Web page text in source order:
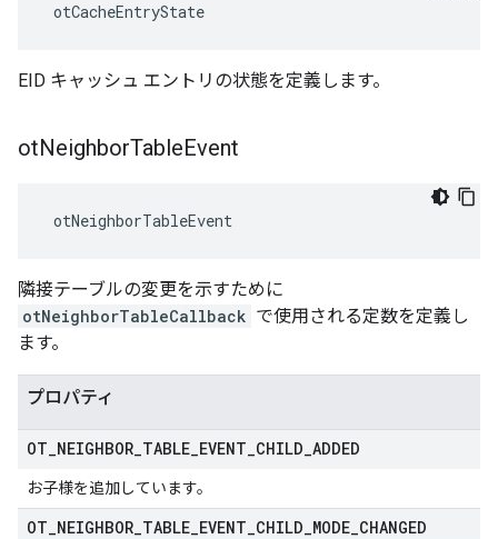
otCacheEntryState
EID キャッシュ エントリの状態を定義します。
otNeighborTableEvent
otNeighborTableEvent
隣接テーブルの変更を示すために
otNeighborTableCallback で使用される定数を定義し
ます。
プロパティ
OT NEIGHBOR TABLE EVENT CHILD ADDED
お子様を追加しています。
OT NEIGHBOR TABLE EVENT CHILD MODE CHANGED